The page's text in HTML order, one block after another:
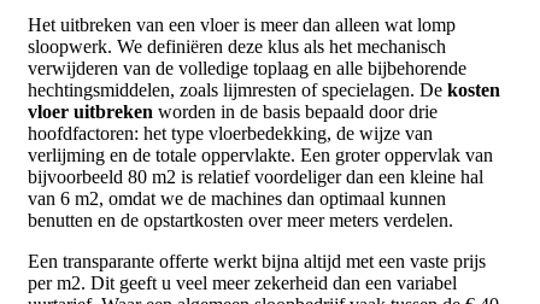
Het uitbreken van een vloer is meer dan alleen wat lomp
sloopwerk. We definiëren deze klus als het mechanisch
verwijderen van de volledige toplaag en alle bijbehorende
hechtingsmiddelen, zoals lijmresten of specielagen. De kosten
vloer uitbreken worden in de basis bepaald door drie
hoofdfactoren: het type vloerbedekking, de wijze van
verlijming en de totale oppervlakte. Een groter oppervlak van
bijvoorbeeld 80 m2 is relatief voordeliger dan een kleine hal
van 6 m2, omdat we de machines dan optimaal kunnen
benutten en de opstartkosten over meer meters verdelen.
Een transparante offerte werkt bijna altijd met een vaste prijs
per m2. Dit geeft u veel meer zekerheid dan een variabel